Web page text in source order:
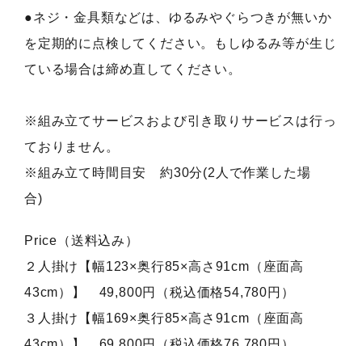
●ネジ・金具類などは、ゆるみやぐらつきが無いか
を定期的に点検してください。もしゆるみ等が生じ
ている場合は締め直してください。
※組み立てサービスおよび引き取りサービスは行っ
ておりません。
※組み立て時間目安 約30分(2人で作業した場
合)
Price（送料込み）
２人掛け【幅123×奥行85×高さ91cm（座面高
43cm）】 49,800円（税込価格54,780円）
３人掛け【幅169×奥行85×高さ91cm（座面高